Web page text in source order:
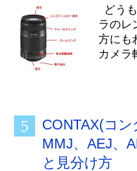
どう
ラのレ
方にも
カメラ
CONTAX(コン
MMJ、AEJ、
と見分け方